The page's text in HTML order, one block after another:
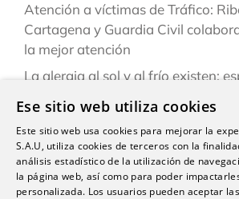
Atención a víctimas de Tráfico:
Cartagena y Guardia Civil
la mejor atención
La alergia al sol y al frío existen:
este verano
“Una persona puede estar
otras durante semanas antes de
que tiene sarna”
Ese sitio web utiliza cookies
Este sitio web usa cookies para mejorar la
S.A.U, utiliza cookies de terceros con la
análisis estadístico de la utilización de
la página web, así como para poder
personalizada. Los usuarios pueden aceptar